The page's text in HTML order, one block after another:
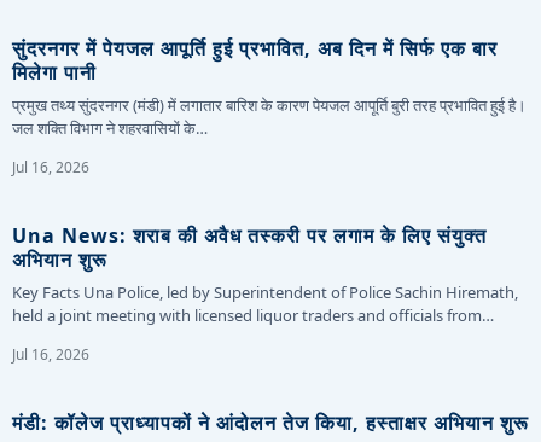
सुंदरनगर में पेयजल आपूर्ति हुई प्रभावित, अब दिन में सिर्फ एक बार
मिलेगा पानी
प्रमुख तथ्य सुंदरनगर (मंडी) में लगातार बारिश के कारण पेयजल आपूर्ति बुरी तरह प्रभावित हुई है।
जल शक्ति विभाग ने शहरवासियों के…
Jul 16, 2026
Una News: शराब की अवैध तस्करी पर लगाम के लिए संयुक्त
अभियान शुरू
Key Facts Una Police, led by Superintendent of Police Sachin Hiremath,
held a joint meeting with licensed liquor traders and officials from…
Jul 16, 2026
मंडी: कॉलेज प्राध्यापकों ने आंदोलन तेज किया, हस्ताक्षर अभियान शुरू